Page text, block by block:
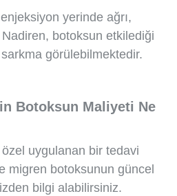
yerinde ağrı,
botoksun etkilediği
görülebilmektedir.
Botoksun Maliyeti Ne
uygulanan bir tedavi
migren botoksunun güncel
bilgi alabilirsiniz.